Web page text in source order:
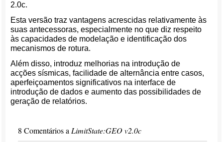
2.0c.
Esta versão traz vantagens acrescidas relativamente às
suas antecessoras, especialmente no que diz respeito
às capacidades de modelação e identificação dos
mecanismos de rotura.
Além disso, introduz melhorias na introdução de
acções sísmicas, facilidade de alternância entre casos,
aperfeiçoamentos significativos na interface de
introdução de dados e aumento das possibilidades de
geração de relatórios.
8 Comentários a LimitState:GEO v2.0c